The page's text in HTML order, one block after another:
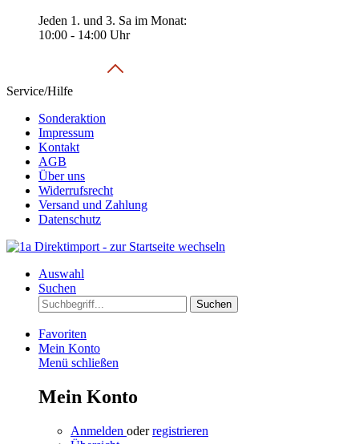
Jeden 1. und 3. Sa im Monat:
10:00 - 14:00 Uhr
Service/Hilfe
Sonderaktion
Impressum
Kontakt
AGB
Über uns
Widerrufsrecht
Versand und Zahlung
Datenschutz
Auswahl
Suchen
Suchen
Favoriten
Mein Konto
Menü schließen
Mein Konto
Anmelden oderregistrieren